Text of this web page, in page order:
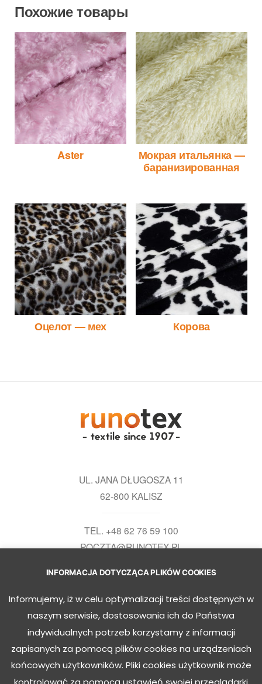
Похожие товары
Aster
Мокрая итальянка —
баранизированная
Оцелот — мех Корова
UL. JANA DŁUGOSZA 11
62-800 KALISZ
TEL. +48 62 76 59 100
POCZTA@RUNOTEX.PL
POLITYKA PRYWATNOŚCI
POLITYKA SYSTEMU ZARZĄDZANIA
DLA SYGNALISTÓW
INFORMACJA DOTYCZĄCA PLIKÓW COOKIES
Informujemy, iż w celu optymalizacji treści dostępnych w
naszym serwisie, dostosowania ich do Państwa
indywidualnych potrzeb korzystamy z informacji
zapisanych za pomocą plików cookies na urządzeniach
końcowych użytkowników. Pliki cookies użytkownik może